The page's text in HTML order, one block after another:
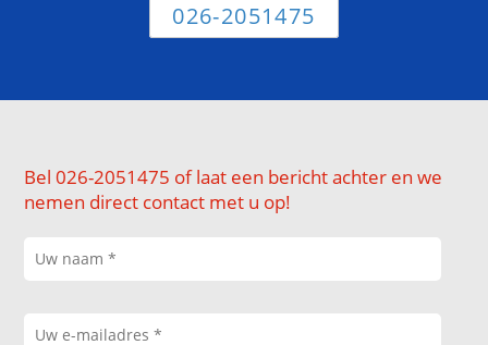
026-2051475
Bel 026-2051475 of laat een bericht achter en we
nemen direct contact met u op!